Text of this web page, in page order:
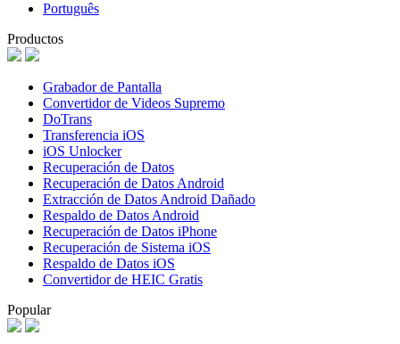
Português
Productos
Grabador de Pantalla
Convertidor de Videos Supremo
DoTrans
Transferencia iOS
iOS Unlocker
Recuperación de Datos
Recuperación de Datos Android
Extracción de Datos Android Dañado
Respaldo de Datos Android
Recuperación de Datos iPhone
Recuperación de Sistema iOS
Respaldo de Datos iOS
Convertidor de HEIC Gratis
Popular